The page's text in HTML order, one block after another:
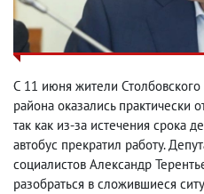
С 11 июня жители Столбовского
района оказались
так как из-за истечения срока
автобус прекратил работу.
социалистов Александр
разобраться в сложившиеся